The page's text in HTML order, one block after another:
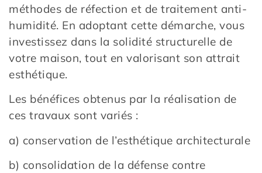
méthodes de réfection et de traitement anti-
humidité. En adoptant cette démarche, vous
investissez dans la solidité structurelle de
votre maison, tout en valorisant son attrait
esthétique.
Les bénéfices obtenus par la réalisation de
ces travaux sont variés :
a) conservation de l’esthétique architecturale
b) consolidation de la défense contre